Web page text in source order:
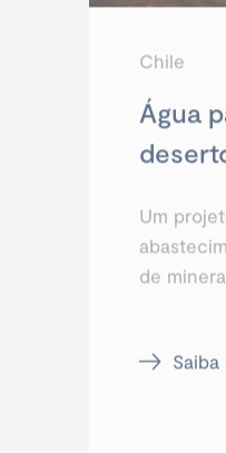
Chile
Água
Um
de
Saiba